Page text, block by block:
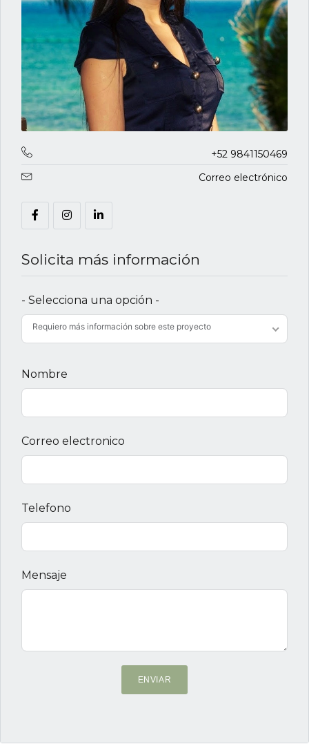
+52 9841150469
Correo electrónico
Solicita más información
- Selecciona una opción -
Requiero más información sobre este proyecto
Nombre
Correo electronico
Telefono
Mensaje
ENVIAR